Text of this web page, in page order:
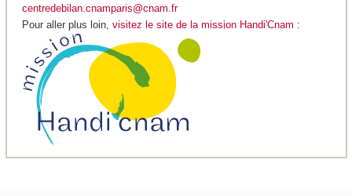
centredebilan.cnamparis@cnam.fr
Pour aller plus loin, visitez le site de la mission Handi'Cnam :